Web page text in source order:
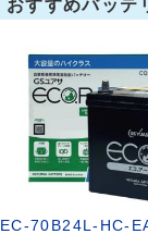
おすすめバッテ
EC-70B24L-HC-